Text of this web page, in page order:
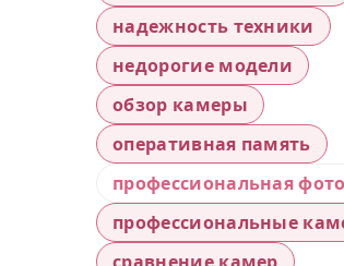
надежность техники
недорогие модели
обзор камеры
оперативная память
профессиональная
профессиональные